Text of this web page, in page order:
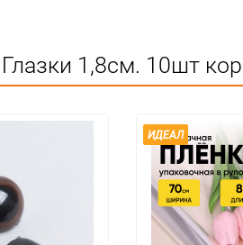
Особых условий не требует
упак
1,8см. 10шт
ИДЕАЛ